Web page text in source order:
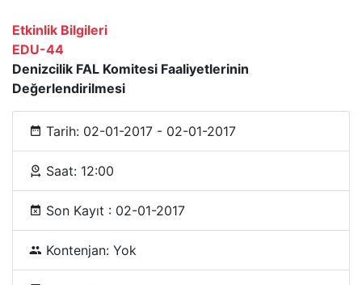
Etkinlik Bilgileri
EDU-44
Denizcilik FAL Komitesi Faaliyetlerinin
Değerlendirilmesi
Tarih: 02-01-2017 - 02-01-2017
Saat: 12:00
Son Kayıt : 02-01-2017
Kontenjan: Yok